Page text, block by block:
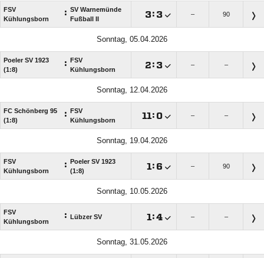
FSV
Kühlungsborn
: SV Warnemünde
Fußball II
:  – 90
Sonntag, 05.04.2026
Poeler SV 1923
(1:8)
: FSV
Kühlungsborn
:  – –
Sonntag, 12.04.2026
FC Schönberg 95
(1:8)
: FSV
Kühlungsborn
 :  – –
Sonntag, 19.04.2026
FSV
Kühlungsborn
: Poeler SV 1923
(1:8)
 :  – 90
Sonntag, 10.05.2026
FSV
Kühlungsborn
: Lübzer SV  : – –
Sonntag, 31.05.2026